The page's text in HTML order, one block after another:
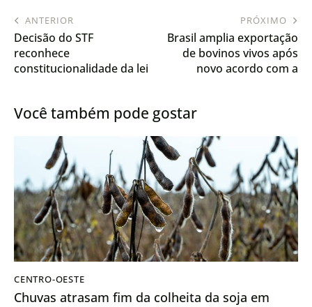
ANTERIOR
Decisão do STF
reconhece
constitucionalidade da lei
Grosso
PRÓXIMO
Brasil amplia exportação
de bovinos vivos após
novo acordo com a
Você também pode gostar
CENTRO-OESTE
Chuvas atrasam fim da colheita da soja em